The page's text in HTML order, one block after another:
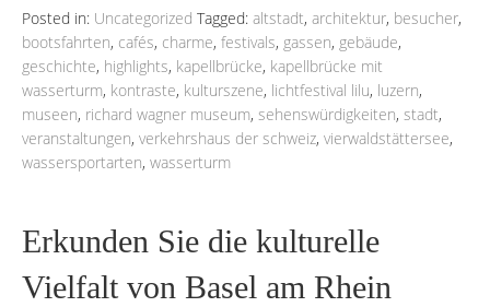
Posted in: Uncategorized Tagged: altstadt, architektur, besucher,
bootsfahrten, cafés, charme, festivals, gassen, gebäude,
geschichte, highlights, kapellbrücke, kapellbrücke mit
wasserturm, kontraste, kulturszene, lichtfestival lilu, luzern,
museen, richard wagner museum, sehenswürdigkeiten, stadt,
veranstaltungen, verkehrshaus der schweiz, vierwaldstättersee,
wassersportarten, wasserturm
Erkunden Sie die kulturelle
Vielfalt von Basel am Rhein